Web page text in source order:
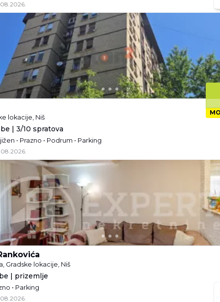
lokacije, Niš
| 3/10 spratova
• Prazno • Podrum • Parking
Gradske lokacije, Niš
| prizemlje
• Parking